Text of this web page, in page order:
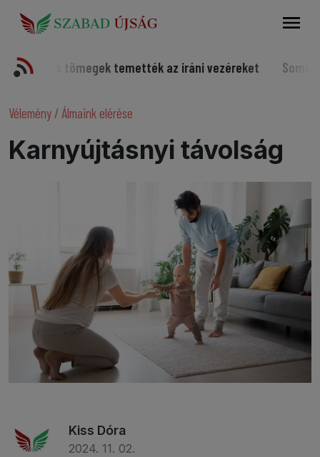
tömegek temették az iráni vezéreket Somorjai
Vélemény / Álmaink elérése
Karnyújtásnyi távolság
Kiss Dóra
2024. 11. 02.